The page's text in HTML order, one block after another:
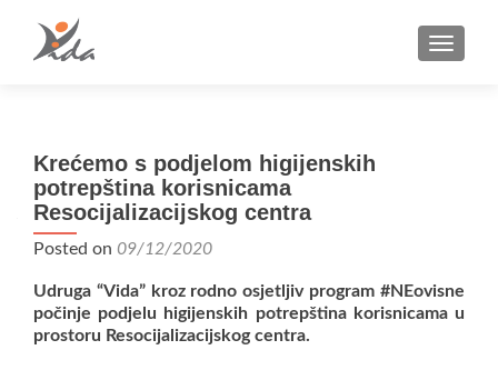
Krećemo s podjelom higijenskih
potrepština korisnicama
Resocijalizacijskog centra
Posted on 09/12/2020
Udruga “Vida” kroz rodno osjetljiv program #NEovisne
počinje podjelu higijenskih potrepština korisnicama u
prostoru Resocijalizacijskog centra.